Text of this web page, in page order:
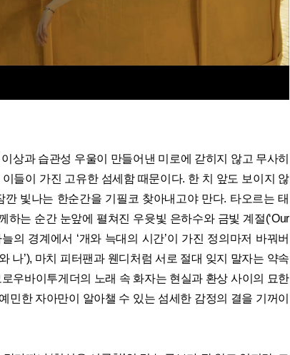
상과 습관성 우울이 만들어낸 미로에 갇히지 않고 무사히
들이 가진 고유한 섬세함 때문이다. 한 치 앞도 보이지 않
빛나는 한순간을 기필코 찾아내고야 만다. 타오르는 태
하는 순간 눈앞에 펼쳐진 우윳빛 은하수와 금빛 계절(‘Our
의 경계에서 ‘개와 늑대의 시간’이 가진 정의마저 바꿔버
나’), 마치 피터팬과 웬디처럼 서로 절대 잊지 말자는 약속
로우바이투게더의 노래 속 화자는 현실과 환상 사이의 묘한
민한 자아만이 알아챌 수 있는 섬세한 감정의 결을 기꺼이